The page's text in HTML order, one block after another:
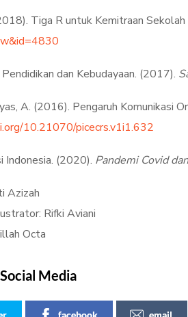
Tiga R untuk Kemitraan
dan Kebudayaan. (2017).
A. (2016). Pengaruh Komunikasi
10.21070/picecrs.v1i1.632
Indonesia. (2020). Pandemi Covid
Azizah
Rifki Aviani
Octa
Media
facebook email